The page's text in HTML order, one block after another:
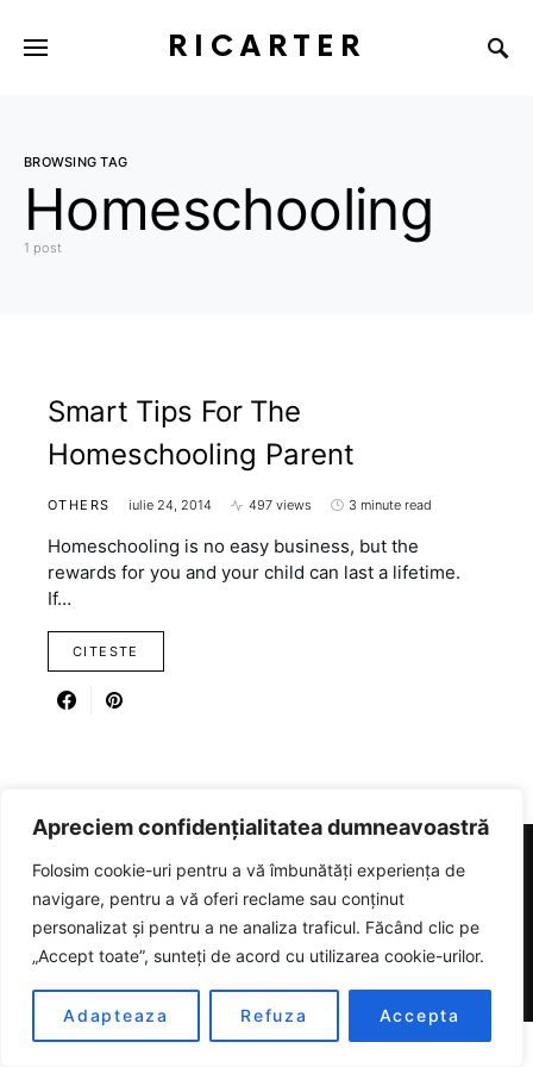
Apreciem confidențialitatea dumneavoastră
Folosim cookie-uri pentru a vă îmbunătăți experiența de
navigare, pentru a vă oferi reclame sau conținut
personalizat și pentru a ne analiza traficul. Făcând clic pe
„Accept toate”, sunteți de acord cu utilizarea cookie-urilor.
Adapteaza Refuza Accepta
RICARTER
BROWSING TAG
Homeschooling
1 post
Smart Tips For The
Homeschooling Parent
OTHERS iulie 24, 2014 497 views 3 minute read
Homeschooling is no easy business, but the
rewards for you and your child can last a lifetime.
If…
CITESTE
RICARTER
Designed & Developed bySmartSeoPack.com